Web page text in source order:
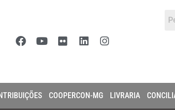
COOPERCON-MG LIVRARIA